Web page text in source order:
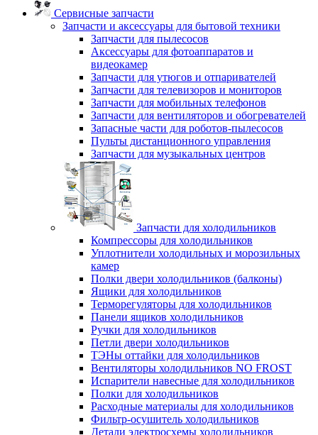
Сервисные запчасти
Запчасти и аксессуары для бытовой техники
Запчасти для пылесосов
Аксессуары для фотоаппаратов и
видеокамер
Запчасти для утюгов и отпаривателей
Запчасти для телевизоров и мониторов
Запчасти для мобильных телефонов
Запчасти для вентиляторов и обогревателей
Запасные части для роботов-пылесосов
Пульты дистанционного управления
Запчасти для музыкальных центров
Запчасти для холодильников
Компрессоры для холодильников
Уплотнители холодильных и морозильных
камер
Полки двери холодильников (балконы)
Ящики для холодильников
Терморегуляторы для холодильников
Панели ящиков холодильников
Ручки для холодильников
Петли двери холодильников
ТЭНы оттайки для холодильников
Вентиляторы холодильников NO FROST
Испарители навесные для холодильников
Полки для холодильников
Расходные материалы для холодильников
Фильтр-осушитель холодильников
Детали электросхемы холодильников